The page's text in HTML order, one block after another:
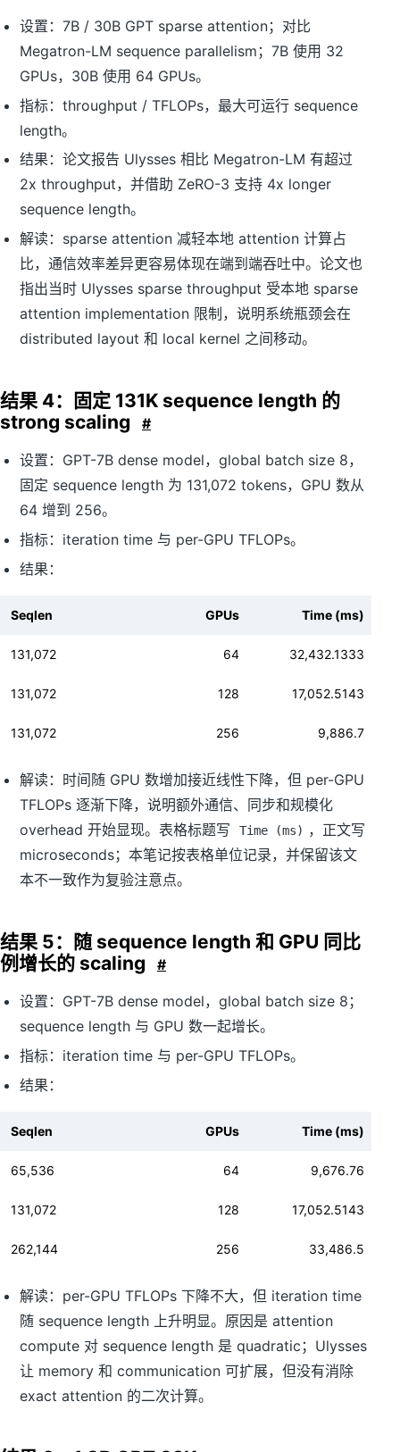
设置：7B / 30B GPT sparse attention；对比
Megatron-LM sequence parallelism；7B 使用 32
GPUs，30B 使用 64 GPUs。
指标：throughput / TFLOPs，最大可运行 sequence
length。
结果：论文报告 Ulysses 相比 Megatron-LM 有超过
2x throughput，并借助 ZeRO-3 支持 4x longer
sequence length。
解读：sparse attention 减轻本地 attention 计算占
比，通信效率差异更容易体现在端到端吞吐中。论文也
指出当时 Ulysses sparse throughput 受本地 sparse
attention implementation 限制，说明系统瓶颈会在
distributed layout 和 local kernel 之间移动。
结果 4：固定 131K sequence length 的
strong scaling
#
设置：GPT-7B dense model，global batch size 8，
固定 sequence length 为 131,072 tokens，GPU 数从
64 增到 256。
指标：iteration time 与 per-GPU TFLOPs。
结果：
Seqlen GPUs Time (ms)
131,072 64 32,432.1333
131,072 128 17,052.5143
131,072 256 9,886.7
解读：时间随 GPU 数增加接近线性下降，但 per-GPU
TFLOPs 逐渐下降，说明额外通信、同步和规模化
overhead 开始显现。表格标题写
Time (ms) ，正文写
microseconds；本笔记按表格单位记录，并保留该文
本不一致作为复验注意点。
结果 5：随 sequence length 和 GPU 同比
例增长的 scaling
#
设置：GPT-7B dense model，global batch size 8；
sequence length 与 GPU 数一起增长。
指标：iteration time 与 per-GPU TFLOPs。
结果：
Seqlen GPUs Time (ms)
65,536 64 9,676.76
131,072 128 17,052.5143
262,144 256 33,486.5
解读：per-GPU TFLOPs 下降不大，但 iteration time
随 sequence length 上升明显。原因是 attention
compute 对 sequence length 是 quadratic；Ulysses
让 memory 和 communication 可扩展，但没有消除
exact attention 的二次计算。